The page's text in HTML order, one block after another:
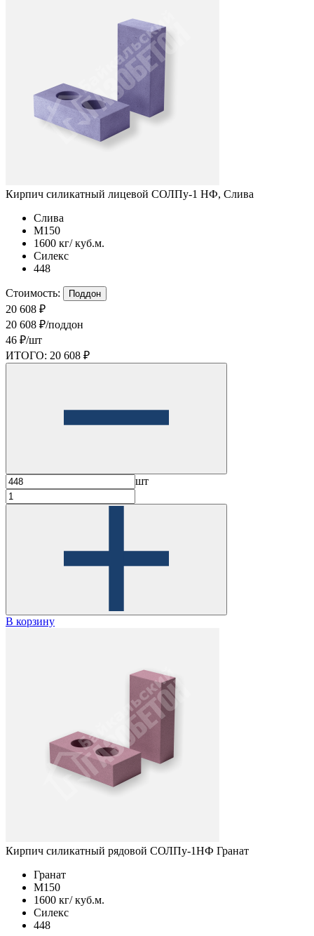
Кирпич силикатный лицевой СОЛПу-1 НФ, Слива
Слива
М150
1600 кг/ куб.м.
Силекс
448
Стоимость: Поддон
20 608 ₽
20 608 ₽/поддон
46 ₽/шт
ИТОГО: 20 608 ₽
шт
В корзину
Кирпич силикатный рядовой СОЛПу-1НФ Гранат
Гранат
М150
1600 кг/ куб.м.
Силекс
448